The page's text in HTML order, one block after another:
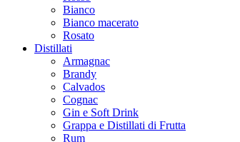
Bianco
Bianco macerato
Rosato
Distillati
Armagnac
Brandy
Calvados
Cognac
Gin e Soft Drink
Grappa e Distillati di Frutta
Rum